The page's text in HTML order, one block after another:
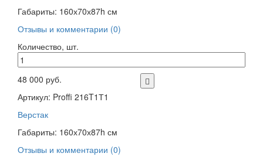
Габариты: 160х70х87h см
Отзывы и комментарии (0)
Количество, шт.
48 000 руб.
Артикул: Proffi 216T1Т1
Верстак
Габариты: 160х70х87h см
Отзывы и комментарии (0)